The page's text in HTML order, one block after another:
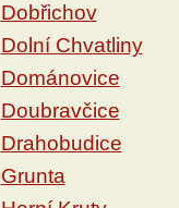
Dobřichov
Dolní Chvatliny
Dománovice
Doubravčice
Drahobudice
Grunta